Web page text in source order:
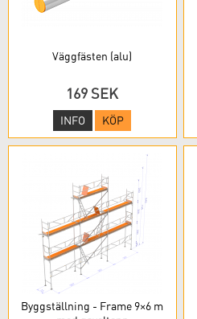
Väggfästen (alu)
169 SEK
INFO KÖP
Byggställning - Frame 9×6 m